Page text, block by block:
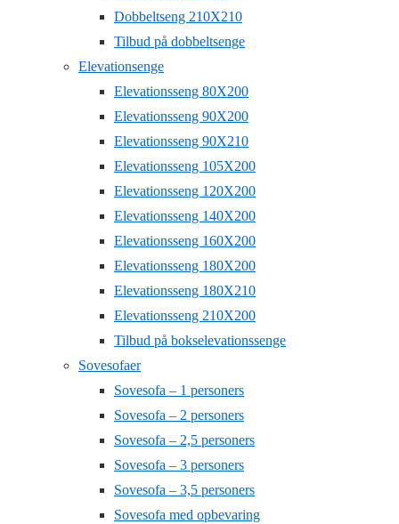
Dobbeltseng 210X210
Tilbud på dobbeltsenge
Elevationsenge
Elevationsseng 80X200
Elevationsseng 90X200
Elevationsseng 90X210
Elevationsseng 105X200
Elevationsseng 120X200
Elevationsseng 140X200
Elevationsseng 160X200
Elevationsseng 180X200
Elevationsseng 180X210
Elevationsseng 210X200
Tilbud på bokselevationssenge
Sovesofaer
Sovesofa – 1 personers
Sovesofa – 2 personers
Sovesofa – 2,5 personers
Sovesofa – 3 personers
Sovesofa – 3,5 personers
Sovesofa med opbevaring